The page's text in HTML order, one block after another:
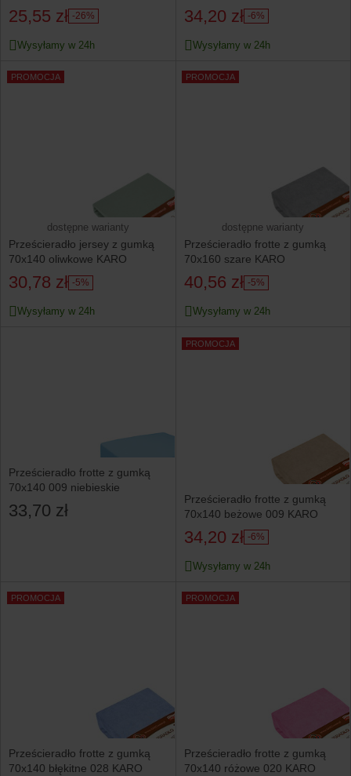
25,55 zł -26%
Wysyłamy w 24h
34,20 zł -6%
Wysyłamy w 24h
PROMOCJA
dostępne warianty
Prześcieradło jersey z gumką
70x140 oliwkowe KARO
30,78 zł -5%
Wysyłamy w 24h
PROMOCJA
dostępne warianty
Prześcieradło frotte z gumką
70x160 szare KARO
40,56 zł -5%
Wysyłamy w 24h
Prześcieradło frotte z gumką
70x140 009 niebieskie
33,70 zł
PROMOCJA
Prześcieradło frotte z gumką
70x140 beżowe 009 KARO
34,20 zł -6%
Wysyłamy w 24h
PROMOCJA
Prześcieradło frotte z gumką
70x140 błękitne 028 KARO
PROMOCJA
Prześcieradło frotte z gumką
70x140 różowe 020 KARO